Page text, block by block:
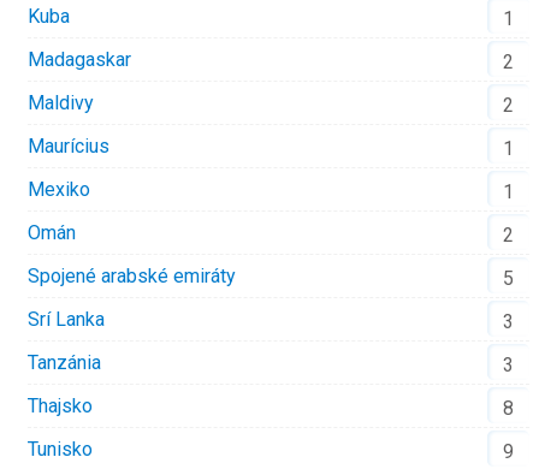
Kuba
1
Madagaskar
2
Maldivy
2
Maurícius
1
Mexiko
1
Omán
2
Spojené arabské emiráty
5
Srí Lanka
3
Tanzánia
3
Thajsko
8
Tunisko
9